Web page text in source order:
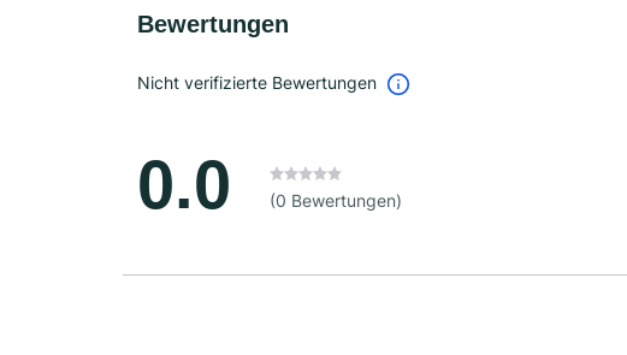
Bewertungen
Nicht verifizierte Bewertungen
0.0 (0 Bewertungen)